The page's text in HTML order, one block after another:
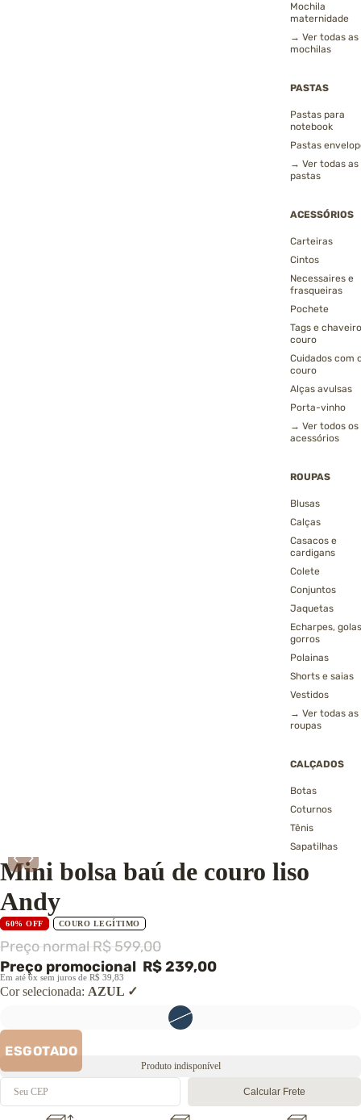
Mochila
maternidade
→ Ver todas as
mochilas
PASTAS
Pastas para
notebook
Pastas
→ Ver todas as
pastas
ACESSÓRIOS
Carteiras
Cintos
Necessaires e
frasqueiras
Pochete
Tags e
couro
Cuidados com
couro
Alças avulsas
Porta-vinho
→ Ver todos os
acessórios
ROUPAS
Blusas
Calças
Casacos e
cardigans
Colete
Conjuntos
Jaquetas
Echarpes,
gorros
Polainas
Shorts e saias
Vestidos
→ Ver todas as
roupas
CALÇADOS
Botas
Coturnos
Tênis
Sapatilhas
Pantufas
‹ ›
Mini bolsa baú de couro liso
Andy
60% OFF COURO LEGÍTIMO
Preço normalR$ 599,00
Preço promocional R$ 239,00
Em até 6x sem juros de R$ 39,83
Cor selecionada: AZUL
ESGOTADO
Produto indisponível
Calcular Frete